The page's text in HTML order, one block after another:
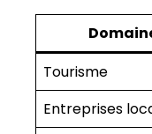
Tourisme
Entreprises